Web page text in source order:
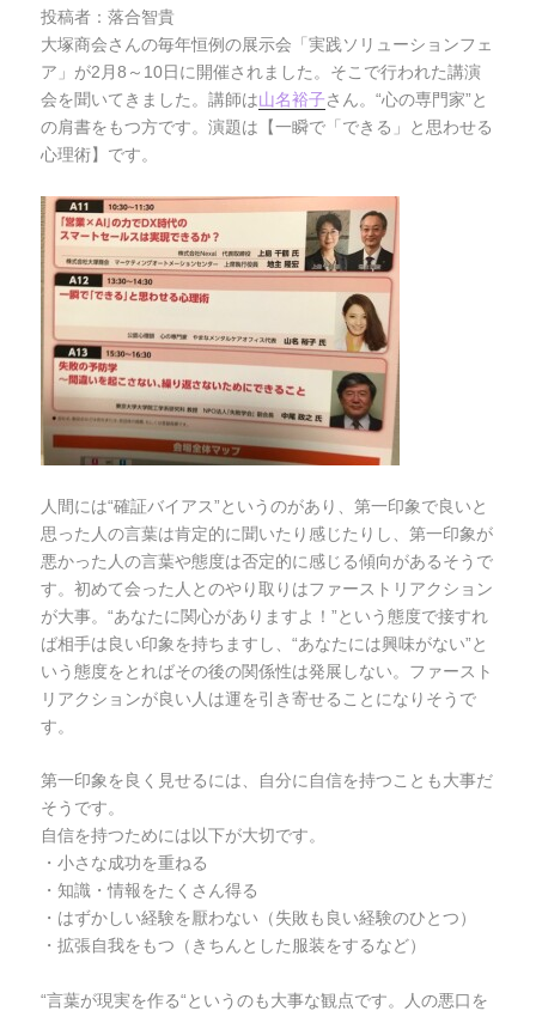
投稿者：落合智貴
大塚商会さんの毎年恒例の展示会「実践ソリューションフェ
ア」が2月8～10日に開催されました。そこで行われた講演
会を聞いてきました。講師は山名裕子さん。“心の専門家”と
の肩書をもつ方です。演題は【一瞬で「できる」と思わせる
心理術】です。
人間には“確証バイアス”というのがあり、第一印象で良いと
思った人の言葉は肯定的に聞いたり感じたりし、第一印象が
悪かった人の言葉や態度は否定的に感じる傾向があるそうで
す。初めて会った人とのやり取りはファーストリアクション
が大事。“あなたに関心がありますよ！”という態度で接すれ
ば相手は良い印象を持ちますし、“あなたには興味がない”と
いう態度をとればその後の関係性は発展しない。ファースト
リアクションが良い人は運を引き寄せることになりそうで
す。
第一印象を良く見せるには、自分に自信を持つことも大事だ
そうです。
自信を持つためには以下が大切です。
・小さな成功を重ねる
・知識・情報をたくさん得る
・はずかしい経験を厭わない（失敗も良い経験のひとつ）
・拡張自我をもつ（きちんとした服装をするなど）
“言葉が現実を作る“というのも大事な観点です。人の悪口を